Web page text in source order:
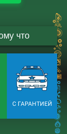
что
С ГАРАНТИЕЙ